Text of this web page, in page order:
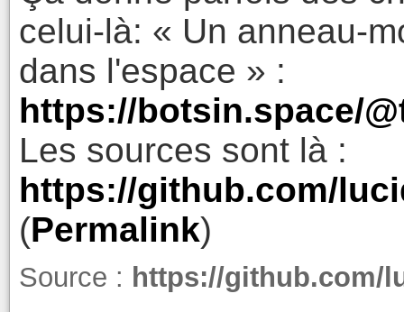
celui-là: « Un anneau-
dans l'espace » :
https://botsin.space/
Les sources sont là :
https://github.com/
(Permalink)
Source : https://github.com/